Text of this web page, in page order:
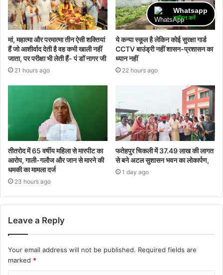
मां, महात्मा और परमात्मा तीन ऐसी शक्तियां
हैं जो आशीर्वाद देती है वह कभी खाली नहीं
जाता, पर परीक्षा भी लेती हैं- पं डॉ नागर जी
21 hours ago
ये कन्या स्कूल है लेकिन कोई सुरक्षा गार्ड
CCTV बाउंड्री नहीं शासन-प्रशासन का
ध्यान नहीं
22 hours ago
तीतरोद में 65 वर्षीय महिला से मारपीट का
आरोप, गाली-गलौज और जान से मारने की
धमकी का मामला दर्ज
23 hours ago
फतेहपुर चिकली में 37.49 लाख की लागत
से बने अटल सुशासन भवन का लोकार्पण,
1 day ago
Leave a Reply
Your email address will not be published. Required fields are
marked *
Whatsapp
ज्वॉइन करें